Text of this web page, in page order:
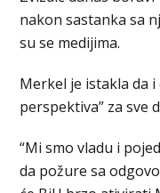
nakon sastanka sa
su se medijima.
Merkel je istakla da
perspektiva” za sve
“Mi smo vladu i
da požure sa